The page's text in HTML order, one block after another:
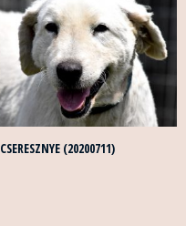
CSERESZNYE (20200711)